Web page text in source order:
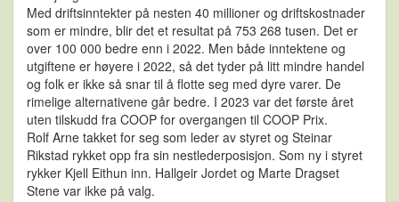
Med driftsinntekter på nesten 40 millioner og driftskostnader
som er mindre, blir det et resultat på 753 268 tusen. Det er
over 100 000 bedre enn i 2022. Men både inntektene og
utgiftene er høyere i 2022, så det tyder på litt mindre handel
og folk er ikke så snar til å flotte seg med dyre varer. De
rimelige alternativene går bedre. I 2023 var det første året
uten tilskudd fra COOP for overgangen til COOP Prix.
Rolf Arne takket for seg som leder av styret og Steinar
Rikstad rykket opp fra sin nestlederposisjon. Som ny i styret
rykker Kjell Eithun inn. Hallgeir Jordet og Marte Dragset
Stene var ikke på valg.